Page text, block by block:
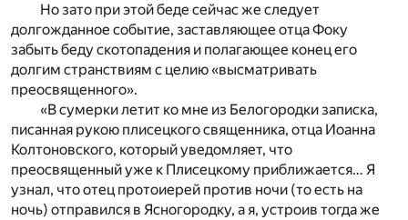
Но зато при этой беде сейчас же следует
долгожданное событие, заставляющее отца Фоку
забыть беду скотопадения и полагающее конец его
долгим странствиям с целию «высматривать
преосвященного».
«В сумерки летит ко мне из Белогородки записка,
писанная рукою плисецкого священника, отца Иоанна
Колтоновского, который уведомляет, что
преосвященный уже к Плисецкому приближается… Я
узнал, что отец протоиерей против ночи (то есть на
ночь) отправился в Ясногородку, а я, устроив тогда же